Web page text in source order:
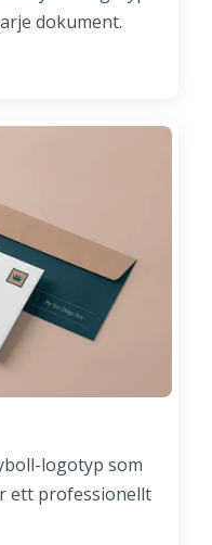
dokument.
logotyp som
ett professionellt